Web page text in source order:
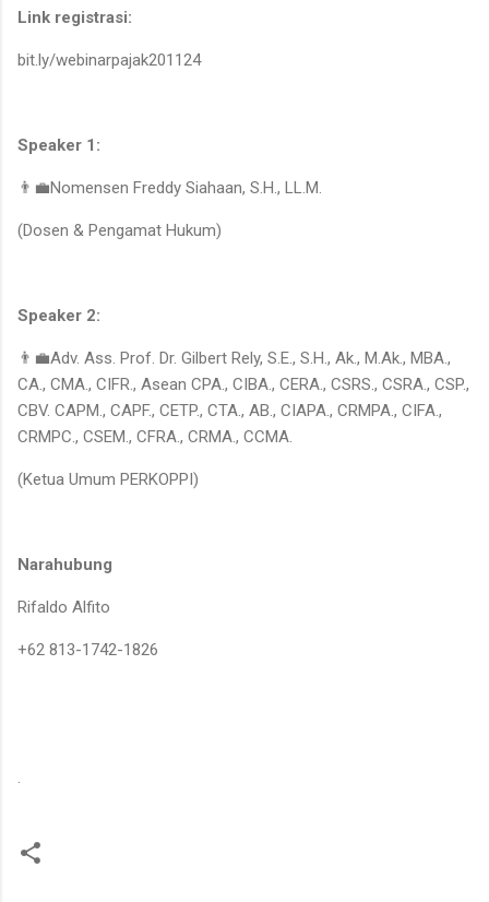
Link registrasi:
bit.ly/webinarpajak201124
Speaker 1:
👨‍💼Nomensen Freddy Siahaan, S.H., LL.M.
(Dosen & Pengamat Hukum)
Speaker 2:
👨‍💼Adv. Ass. Prof. Dr. Gilbert Rely, S.E., S.H., Ak., M.Ak., MBA.,
CA., CMA., CIFR., Asean CPA., CIBA., CERA., CSRS., CSRA., CSP.,
CBV. CAPM., CAPF., CETP., CTA., AB., CIAPA., CRMPA., CIFA.,
CRMPC., CSEM., CFRA., CRMA., CCMA.
(Ketua Umum PERKOPPI)
Narahubung
Rifaldo Alfito
+62 813-1742-1826